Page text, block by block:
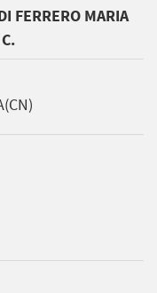
FERRERO MARIA